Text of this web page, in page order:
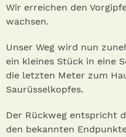
Wir erreichen den
wachsen.
Unser Weg wird nun
ein kleines Stück in eine
die letzten Meter zum
Saurüsselkopfes.
Der Rückweg entspricht
den bekannten